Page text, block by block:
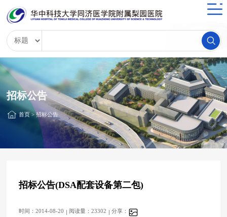
招标公告
首页>招标公告
招标公告(DSA配套设备第二包)
时间：2014-08-20 阅读量：23302 分享：